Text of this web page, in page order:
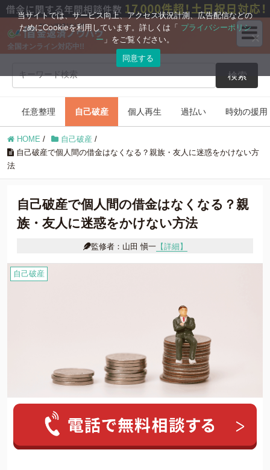
全国オンライン対応中!!
検索
ブログコンテンツ
任意整理
時効の援用 住宅ローン
借金返済の知識
人気ワード: 20年前の借金 クレカ 強制解約 家族にバレずに
任意整理 自己破産 個人再生 過払い 時効の援用
HOME / 自己破産 /
自己破産で個人間の借金はなくなる？親族・友人に迷惑をかけない方
法
自己破産で個人間の借金はなくなる？親
族・友人に迷惑をかけない方法
監修者：山田 愼一【詳細】
自己破産
当サイトでは、サービス向上、アクセス状況計測、広告配信などの
ためにCookieを利用しています。詳しくは「 プライバシーポリシ
ー 」をご覧ください。
同意する